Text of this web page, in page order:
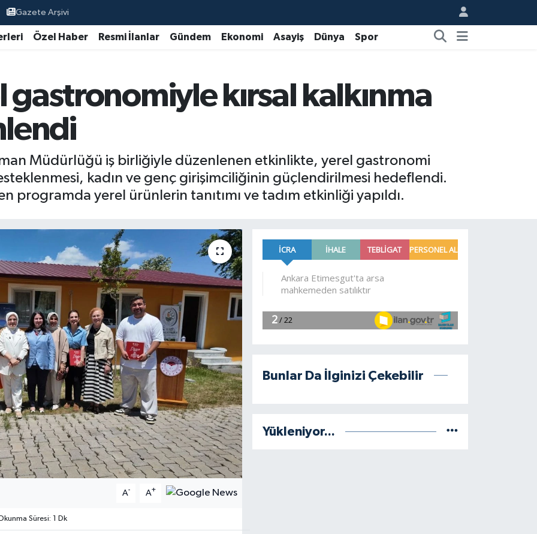
Gazete Arşivi
Özel Haber Resmi İlanlar Gündem Ekonomi Asayiş Dünya Spor
gastronomiyle kırsal kalkınma
Müdürlüğü iş birliğiyle düzenlenen etkinlikte, yerel gastronomi
kadın ve genç girişimciliğinin güçlendirilmesi hedeflendi.
programda yerel ürünlerin tanıtımı ve tadım etkinliği yapıldı.
A- A+
Süresi: 1 Dk
Bunlar Da İlginizi Çekebilir
Yükleniyor...